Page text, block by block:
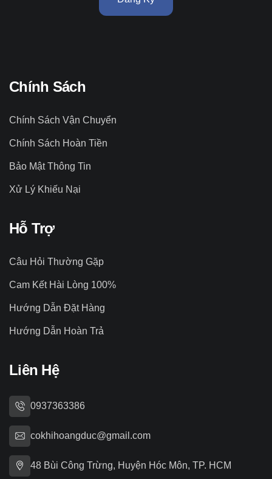
Chính Sách
Chính Sách Vận Chuyển
Chính Sách Hoàn Tiền
Bảo Mật Thông Tin
Xử Lý Khiếu Nại
Hỗ Trợ
Câu Hỏi Thường Gặp
Cam Kết Hài Lòng 100%
Hướng Dẫn Đặt Hàng
Hướng Dẫn Hoàn Trả
Liên Hệ
0937363386
cokhihoangduc@gmail.com
48 Bùi Công Trừng, Huyện Hóc Môn, TP. HCM